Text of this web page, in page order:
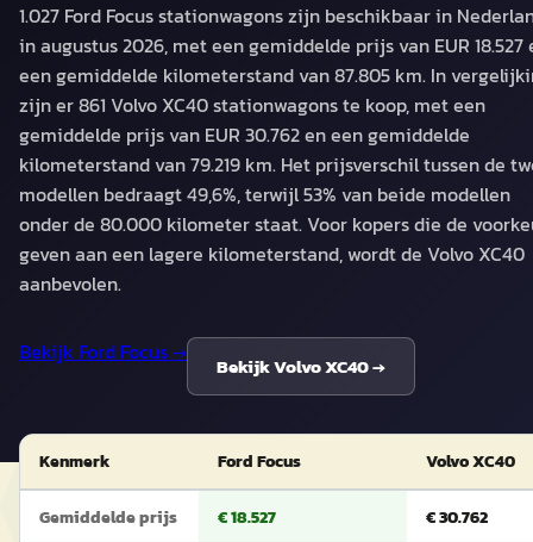
1.027 Ford Focus stationwagons zijn beschikbaar in
in augustus 2026, met een gemiddelde prijs van EUR 18.527
een gemiddelde kilometerstand van 87.805 km. In
zijn er 861 Volvo XC40 stationwagons te koop, met een
gemiddelde prijs van EUR 30.762 en een gemiddelde
kilometerstand van 79.219 km. Het prijsverschil tussen de
modellen bedraagt 49,6%, terwijl 53% van beide modellen
onder de 80.000 kilometer staat. Voor kopers die de
geven aan een lagere kilometerstand, wordt de Volvo XC40
aanbevolen.
Bekijk Ford Focus→
BekijkVolvo XC40→
Kenmerk Ford Focus Volvo XC40
Gemiddelde prijs € 18.527 € 30.762